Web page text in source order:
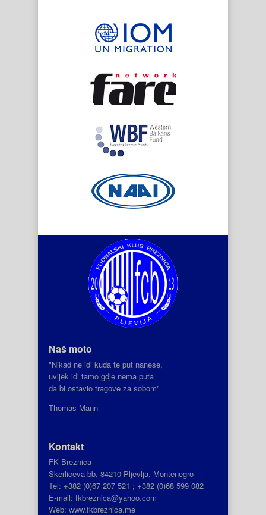
Naš moto
"Nikad ne idi kuda te put nanese,
uvijek idi tamo gdje nema puta
da bi ostavio tragove za sobom"
Thomas Mann
Kontakt
FK Breznica
Skerliceva bb, 84210 Pljevlja, Montenegro
Tel: +382 (0)67 207 521 ; +382 (0)68 599 082
E-mail: fkbreznica@yahoo.com
Web: www.fkbreznica.me